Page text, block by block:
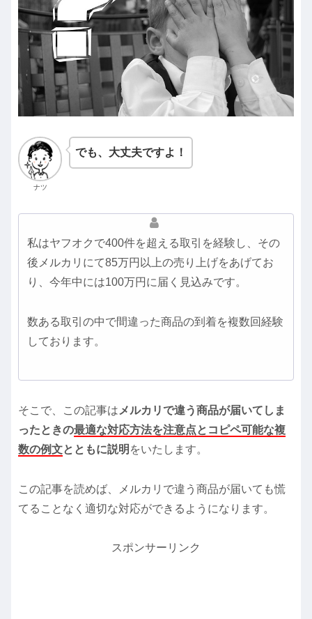
ナツ
でも、大丈夫ですよ！
私はヤフオクで400件を超える取引を経験し、その
後メルカリにて85万円以上の売り上げをあげてお
り、今年中には100万円に届く見込みです。
数ある取引の中で間違った商品の到着を複数回経験
しております。
そこで、この記事は メルカリで違う商品が届いてしま
ったときの最適な対応方法を注意点とコピペ可能な複
数の例文とともに説明 をいたします。
この記事を読めば、メルカリで違う商品が届いても慌
てることなく適切な対応ができるようになります。
スポンサーリンク